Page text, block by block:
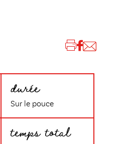
durée
Sur le pouce
temps total